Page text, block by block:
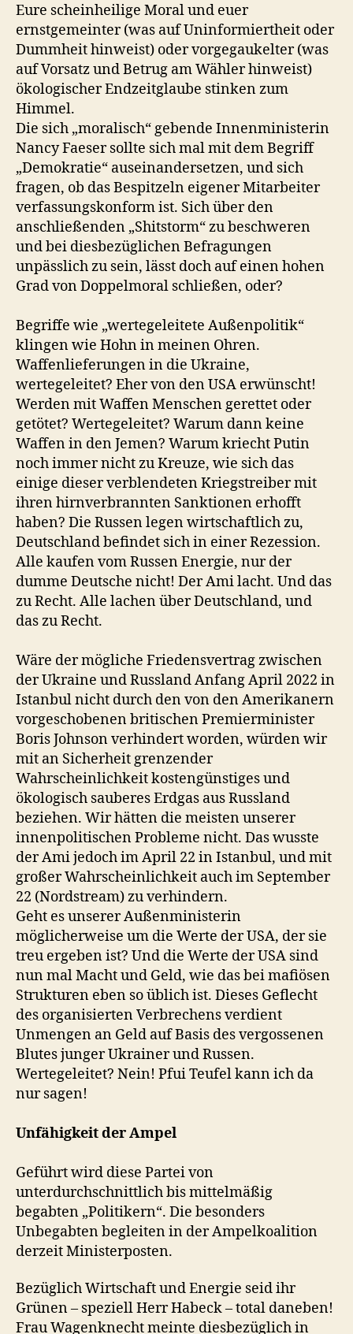
Eure scheinheilige Moral und euer
ernstgemeinter (was auf Uninformiertheit oder
Dummheit hinweist) oder vorgegaukelter (was
auf Vorsatz und Betrug am Wähler hinweist)
ökologischer Endzeitglaube stinken zum
Himmel.
Die sich „moralisch“ gebende Innenministerin
Nancy Faeser sollte sich mal mit dem Begriff
„Demokratie“ auseinandersetzen, und sich
fragen, ob das Bespitzeln eigener Mitarbeiter
verfassungskonform ist. Sich über den
anschließenden „Shitstorm“ zu beschweren
und bei diesbezüglichen Befragungen
unpässlich zu sein, lässt doch auf einen hohen
Grad von Doppelmoral schließen, oder?
Begriffe wie „wertegeleitete Außenpolitik“
klingen wie Hohn in meinen Ohren.
Waffenlieferungen in die Ukraine,
wertegeleitet? Eher von den USA erwünscht!
Werden mit Waffen Menschen gerettet oder
getötet? Wertegeleitet? Warum dann keine
Waffen in den Jemen? Warum kriecht Putin
noch immer nicht zu Kreuze, wie sich das
einige dieser verblendeten Kriegstreiber mit
ihren hirnverbrannten Sanktionen erhofft
haben? Die Russen legen wirtschaftlich zu,
Deutschland befindet sich in einer Rezession.
Alle kaufen vom Russen Energie, nur der
dumme Deutsche nicht! Der Ami lacht. Und das
zu Recht. Alle lachen über Deutschland, und
das zu Recht.
Wäre der mögliche Friedensvertrag zwischen
der Ukraine und Russland Anfang April 2022 in
Istanbul nicht durch den von den Amerikanern
vorgeschobenen britischen Premierminister
Boris Johnson verhindert worden, würden wir
mit an Sicherheit grenzender
Wahrscheinlichkeit kostengünstiges und
ökologisch sauberes Erdgas aus Russland
beziehen. Wir hätten die meisten unserer
innenpolitischen Probleme nicht. Das wusste
der Ami jedoch im April 22 in Istanbul, und mit
großer Wahrscheinlichkeit auch im September
22 (Nordstream) zu verhindern.
Geht es unserer Außenministerin
möglicherweise um die Werte der USA, der sie
treu ergeben ist? Und die Werte der USA sind
nun mal Macht und Geld, wie das bei mafiösen
Strukturen eben so üblich ist. Dieses Geflecht
des organisierten Verbrechens verdient
Unmengen an Geld auf Basis des vergossenen
Blutes junger Ukrainer und Russen.
Wertegeleitet? Nein! Pfui Teufel kann ich da
nur sagen!
Unfähigkeit der Ampel
Geführt wird diese Partei von
unterdurchschnittlich bis mittelmäßig
begabten „Politikern“. Die besonders
Unbegabten begleiten in der Ampelkoalition
derzeit Ministerposten.
Bezüglich Wirtschaft und Energie seid ihr
Grünen – speziell Herr Habeck – total daneben!
Frau Wagenknecht meinte diesbezüglich in